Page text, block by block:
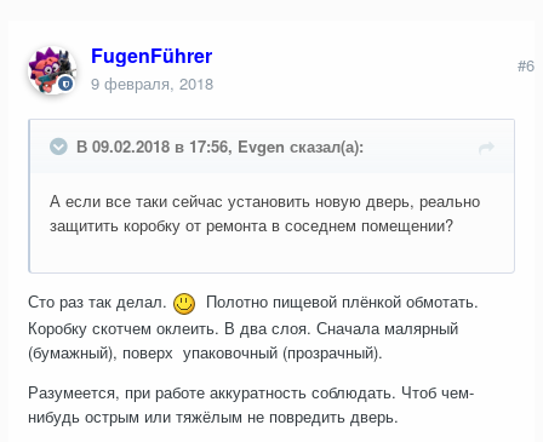
FugenFührer
9 февраля, 2018
#6
В 09.02.2018 в 17:56, Evgen сказал(а):
А если все таки сейчас установить новую дверь, реально
защитить коробку от ремонта в соседнем помещении?
Сто раз так делал.
Полотно пищевой плёнкой обмотать.
Коробку скотчем оклеить. В два слоя. Сначала малярный
(бумажный), поверх упаковочный (прозрачный).
Разумеется, при работе аккуратность соблюдать. Чтоб чем-
нибудь острым или тяжёлым не повредить дверь.